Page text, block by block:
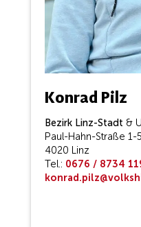
Konrad Pilz
Bezirk Linz-Stadt &
Paul-Hahn-Straße 1-5
4020 Linz
Tel.: 0676 / 8734